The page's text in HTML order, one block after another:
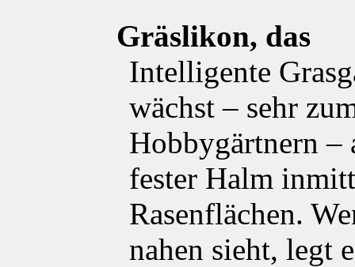
Gräslikon, das
Intelligente
wächst – sehr
Hobbygärtnern –
fester Halm
Rasenflächen.
nahen sieht, legt